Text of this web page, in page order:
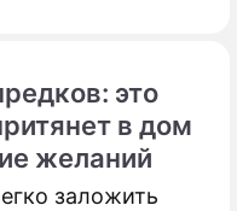
это
в дом
желаний
заложить